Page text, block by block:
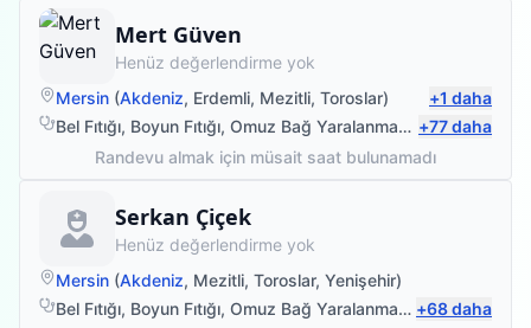
Mert Güven
Fizyoterapist
Henüz değerlendirme yok
Mersin (Akdeniz, Erdemli, Mezitli, Toroslar) +1 daha
Bel Fıtığı, Boyun Fıtığı, Omuz Bağ Yaralanması ,Protez
+77daha
Randevu almak için müsait saat bulunamadı
Serkan Çiçek
Fizyoterapist
Henüz değerlendirme yok
Mersin (Akdeniz, Mezitli, Toroslar, Yenişehir)
Bel Fıtığı, Boyun Fıtığı, Omuz Bağ Yaralanması ,Protez
+68daha